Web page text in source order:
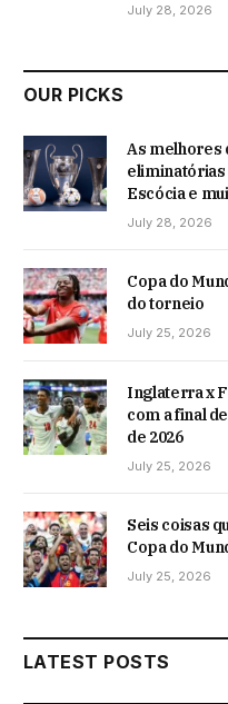
July 28, 2026
OUR PICKS
As melhores
eliminatórias
Escócia e
July 28, 2026
Copa do
do torneio
July 25, 2026
Inglaterra x
com a final
de 2026
July 25, 2026
Seis coisas
Copa do
July 25, 2026
LATEST POSTS